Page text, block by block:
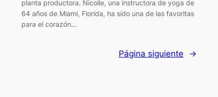
planta productora. Nicolle, una instructora de yoga de
64 años de Miami, Florida, ha sido una de las favoritas
para el corazón…
Página siguiente →